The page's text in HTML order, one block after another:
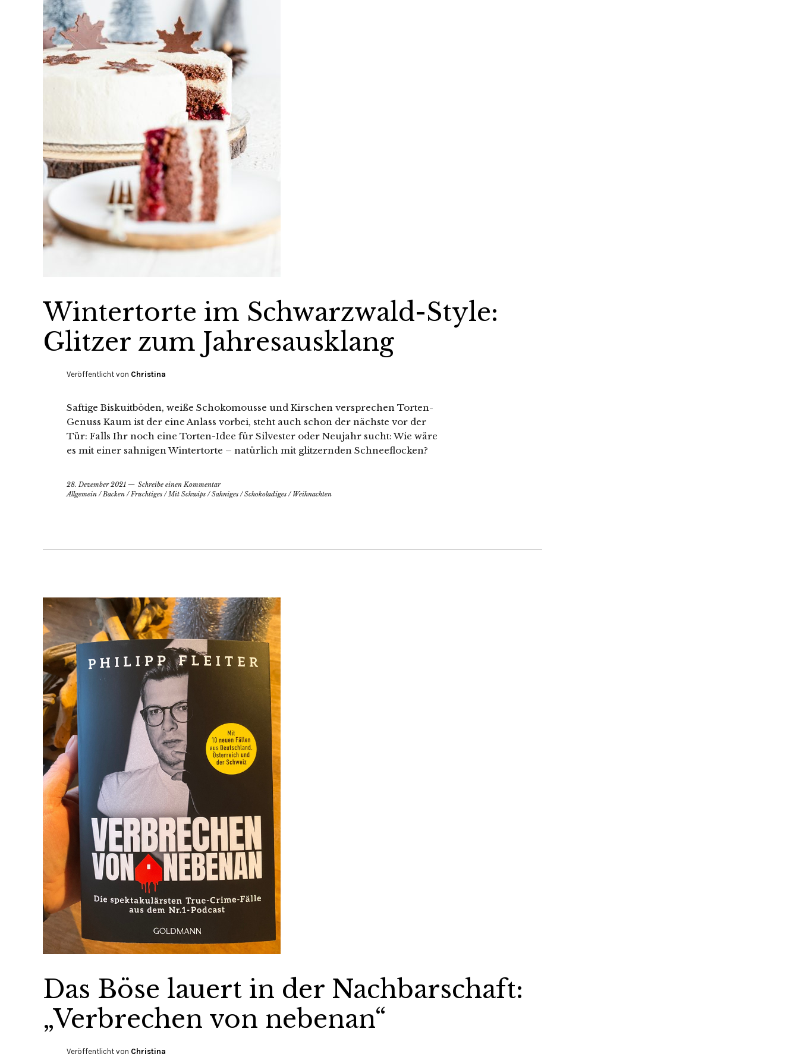
Wintertorte im Schwarzwald-Style:
Glitzer zum Jahresausklang
Veröffentlicht von Christina
Saftige Biskuitböden, weiße Schokomousse und Kirschen versprechen Torten-
Genuss Kaum ist der eine Anlass vorbei, steht auch schon der nächste vor der
Tür: Falls Ihr noch eine Torten-Idee für Silvester oder Neujahr sucht: Wie wäre
es mit einer sahnigen Wintertorte – natürlich mit glitzernden Schneeflocken?
28. Dezember 2021
Schreibe einen Kommentar
Allgemein /Backen /Fruchtiges /Mit Schwips /Sahniges /Schokoladiges / Weihnachten
Das Böse lauert in der Nachbarschaft:
„Verbrechen von nebenan“
Veröffentlicht von Christina